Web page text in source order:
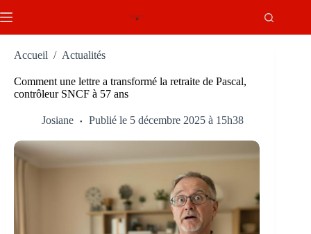
au
Accueil / Actualités
Comment une lettre a transformé la retraite de Pascal,
contrôleur SNCF à 57 ans
Josiane Publié le 5 décembre 2025 à 15h38